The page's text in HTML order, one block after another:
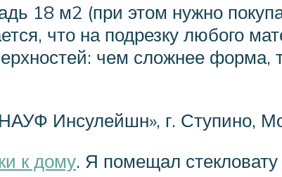
18 м2 (при этом нужно
что на подрезку любого
чем сложнее
Инсулейшн», г. Ступино,
к дому. Я помещал